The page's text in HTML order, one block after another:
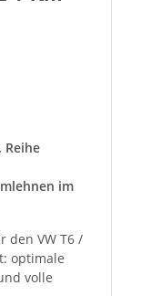
Reihe
im
den VW T6 /
optimale
volle